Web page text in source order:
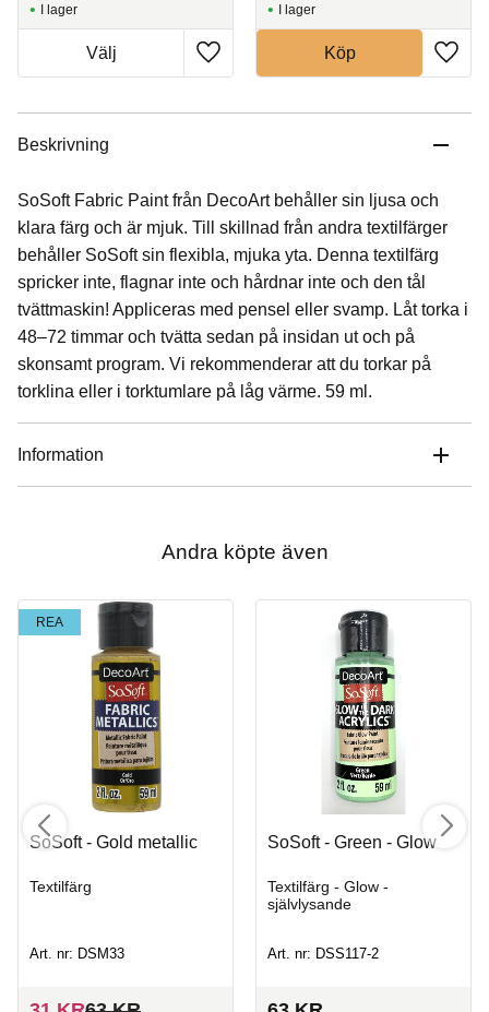
I lager I lager
Köp
Beskrivning
SoSoft Fabric Paint från DecoArt behåller sin ljusa och
klara färg och är mjuk. Till skillnad från andra textilfärger
behåller SoSoft sin flexibla, mjuka yta. Denna textilfärg
spricker inte, flagnar inte och hårdnar inte och den tål
tvättmaskin! Appliceras med pensel eller svamp. Låt torka i
48–72 timmar och tvätta sedan på insidan ut och på
skonsamt program. Vi rekommenderar att du torkar på
torklina eller i torktumlare på låg värme. 59 ml.
Information
Andra köpte även
REA
SoSoft - Gold metallic
Textilfärg
Art. nr: DSM33
SoSoft - Green - Glow
Textilfärg - Glow -
självlysande
Art. nr: DSS117-2